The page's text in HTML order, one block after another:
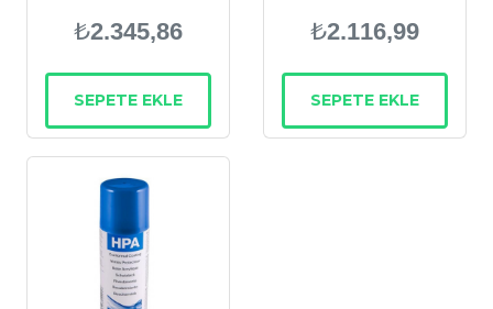
₺2.345,86
SEPETE EKLE
₺2.116,99
SEPETE EKLE